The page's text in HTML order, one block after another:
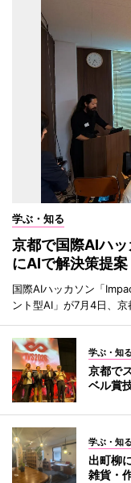
学ぶ・知る
京都で国際AIハ
にAIで解決策提案
国際AIハッカソン「
ント型AI」が7月4日、京
学ぶ・知る
京都で
ベル賞
学ぶ・知る
出町柳
雑貨・